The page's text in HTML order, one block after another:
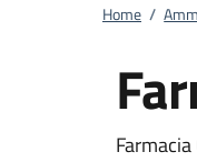
Home /